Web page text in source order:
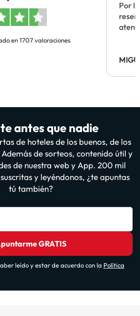
en 1707 valoraciones
Por
antes que nadie
de hoteles de los buenos, de los
de sorteos, contenido útil y
de nuestra web y App. 200 mil
y leyéndonos, ¿te apuntas
tú también?
GRATIS
leído y estar de acuerdo con la Política